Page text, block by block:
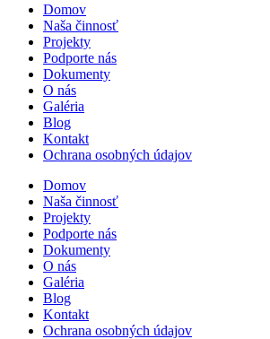
Domov
Naša činnosť
Projekty
Podporte nás
Dokumenty
O nás
Galéria
Blog
Kontakt
Ochrana osobných údajov
Domov
Naša činnosť
Projekty
Podporte nás
Dokumenty
O nás
Galéria
Blog
Kontakt
Ochrana osobných údajov